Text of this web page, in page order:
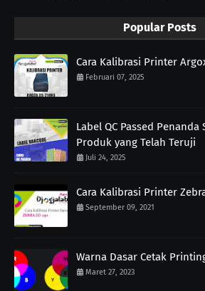
Popular Posts
Cara Kalibrasi Printer
Februari 07, 2025
Label QC Passed
Produk yang Telah Teruji
Juli 24, 2025
Cara Kalibrasi Printer
September 09, 2021
Warna Dasar Cetak
Maret 27, 2023